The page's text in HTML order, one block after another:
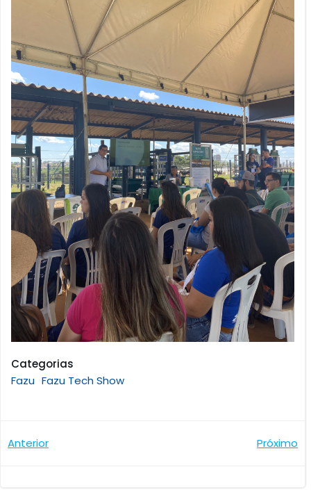
Categorias
Fazu Fazu Tech Show
Navegação
Anterior Próximo